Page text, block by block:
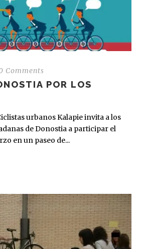
Comments
POR LOS
urbanos Kalapie invita a los
de Donostia a participar el
en un paseo de...